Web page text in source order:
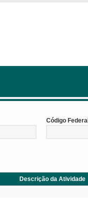
Código Federal
Descrição da Atividade